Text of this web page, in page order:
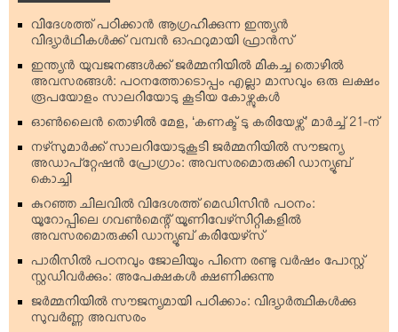
വിദേശത്ത് പഠിക്കാന്‍ ആഗ്രഹിക്കുന്ന ഇന്ത്യന്‍
വിദ്യാര്‍ഥികള്‍ക്ക് വമ്പന്‍ ഓഫറുമായി ഫ്രാന്‍സ്
ഇന്ത്യന്‍ യുവജനങ്ങള്‍ക്ക് ജര്‍മ്മനിയില്‍ മികച്ച തൊഴില്‍
അവസരങ്ങള്‍: പഠനത്തോടൊപ്പം എല്ലാ മാസവും ഒരു ലക്ഷം
രൂപയോളം സാലറിയോടു കൂടിയ കോഴ്സുകള്‍
ഓണ്‍ലൈന്‍ തൊഴില്‍ മേള, ‘കണക്ട് ടു കരിയേഴ്സ്’ മാര്‍ച്ച് 21-ന്
നഴ്‌സുമാര്‍ക്ക് സാലറിയോടുകൂടി ജര്‍മ്മനിയില്‍ സൗജന്യ
അഡാപ്റ്റേഷന്‍ പ്രോഗ്രാം: അവസരമൊരുക്കി ഡാന്യൂബ്
കൊച്ചി
കുറഞ്ഞ ചിലവില്‍ വിദേശത്ത് മെഡിസിന്‍ പഠനം:
യൂറോപ്പിലെ ഗവണ്‍മെന്റ് യൂണിവേഴ്‌സിറ്റികളില്‍
അവസരമൊരുക്കി ഡാന്യൂബ് കരിയേഴ്‌സ്
പാരിസില്‍ പഠനവും ജോലിയും പിന്നെ രണ്ടു വര്‍ഷം പോസ്റ്റ്
സ്റ്റഡിവര്‍ക്കും: അപേക്ഷകള്‍ ക്ഷണിക്കുന്നു
ജര്‍മ്മനിയില്‍ സൗജന്യമായി പഠിക്കാം: വിദ്യാര്‍ത്ഥികള്‍ക്കു
സുവര്‍ണ്ണ അവസരം